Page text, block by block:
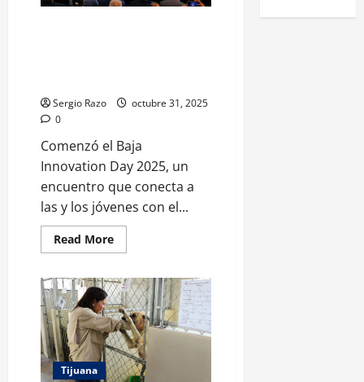
Sergio Razo
octubre 31, 2025
0
Comenzó el Baja
Innovation Day 2025, un
encuentro que conecta a
las y los jóvenes con el...
Read MoreRead
more
LA
GOBERNADORA
MARINA
DE
PILAR
AVILA
OLMEDA
AL
EVENTOBAJA
Tijuana